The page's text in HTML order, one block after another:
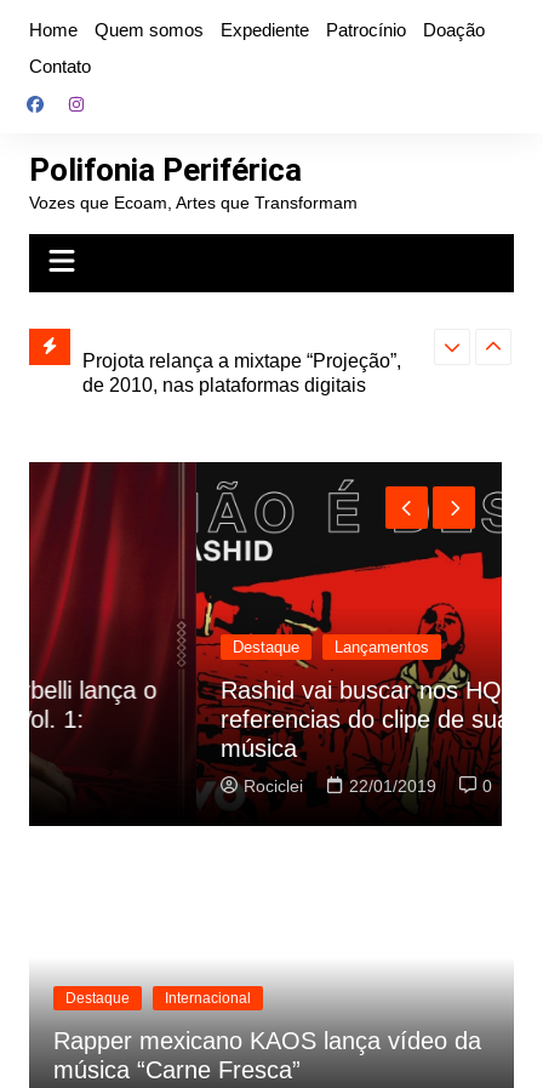
conteúdo
Home Quem somos Expediente Patrocínio
Doação
Contato
Polifonia Periférica
Vozes que Ecoam, Artes que Transformam
e abre
autoral,
de 2010, nas plataformas digitais
Farofa
Lançamentos
Rashid vai buscar nos HQs as
referencias do clipe de sua nova
22/01/2019 0
Destaque Internacional
Rapper mexicano KAOS lança vídeo da
música “Carne Fresca”